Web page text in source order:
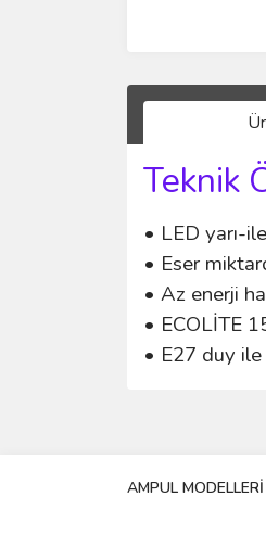
Teknik
• LED yarı-
• Eser
• Az enerji
• ECOLİTE
• E27 duy ile
Ürün resmi
AMPUL MODELLERİ